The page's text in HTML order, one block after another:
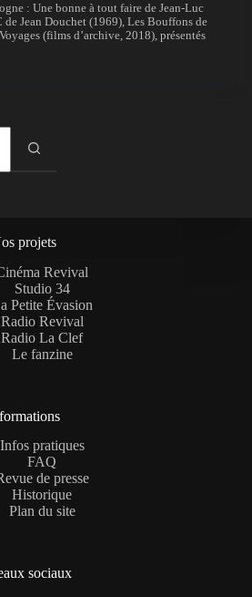
: Une bonne à tout faire de Jean-Luc
Jean Douchet (1969), Les Bouffons de
(films d’archive, 2018), présentés
projets
Revival
Studio 34
Petite Évasion
Radio Revival
Radio La Clef
Le fanzine
Infos pratiques
FAQ
de presse
Historique
Plan du site
sociaux